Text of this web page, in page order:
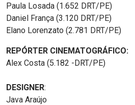
Paula Losada (1.652 DRT/PE)
Daniel França (3.120 DRT/PE)
Elano Lorenzato (2.781 DRT/PE)
REPÓRTER CINEMATOGRÁFICO:
Alex Costa (5.182 -DRT/PE)
DESIGNER:
Java Araújo